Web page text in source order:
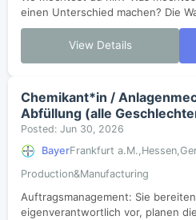
einen Unterschied machen? Die
werden dir helfen, dorthin zu
Multitalente und Spezialist*...
View Details
Chemikant*in /
Abfüllung (alle
Posted: Jun 30, 2026
BayerFrankfurt
Production&Manufacturing
Auftragsmanagement: Sie
eigenverantwortlich vor, planen